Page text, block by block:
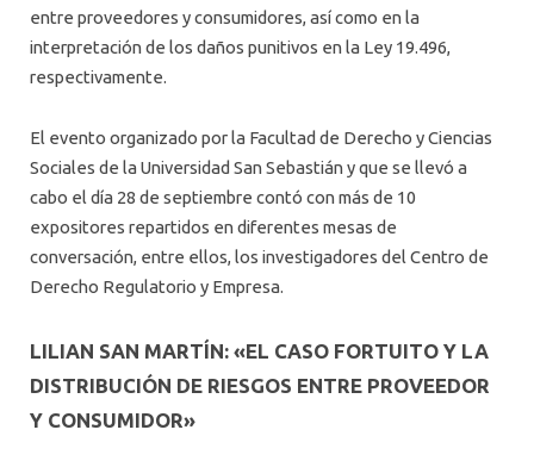
entre proveedores y consumidores, así como en la
interpretación de los daños punitivos en la Ley 19.496,
respectivamente.
El evento organizado por la Facultad de Derecho y Ciencias
Sociales de la Universidad San Sebastián y que se llevó a
cabo el día 28 de septiembre contó con más de 10
expositores repartidos en diferentes mesas de
conversación, entre ellos, los investigadores del Centro de
Derecho Regulatorio y Empresa.
LILIAN SAN MARTÍN: «EL CASO FORTUITO Y LA
DISTRIBUCIÓN DE RIESGOS ENTRE PROVEEDOR
Y CONSUMIDOR»